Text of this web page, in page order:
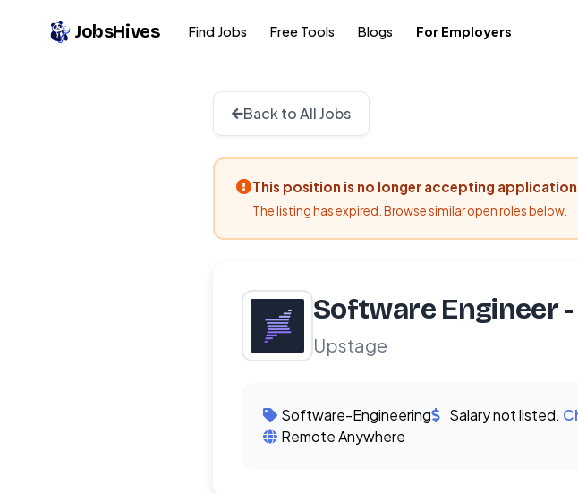
JobsHives Find Jobs Free Tools Blogs For Employers
Back to All Jobs
This position is no longer accepting
The listing has expired. Browse similar open roles below.
Software Engineer
Upstage
Software-Engineering Salary not listed.
Remote Anywhere